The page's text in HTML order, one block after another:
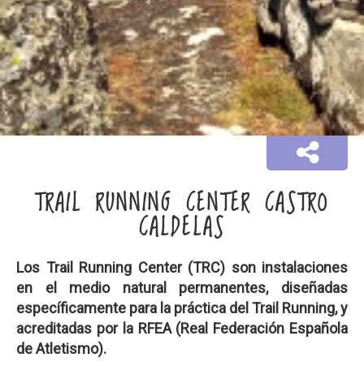
TRAIL RUNNING CENTER CASTRO
CALDELAS
Los Trail Running Center (TRC) son instalaciones
en el medio natural permanentes, diseñadas
específicamente para la práctica del Trail Running, y
acreditadas por la RFEA (Real Federación Española
de Atletismo).